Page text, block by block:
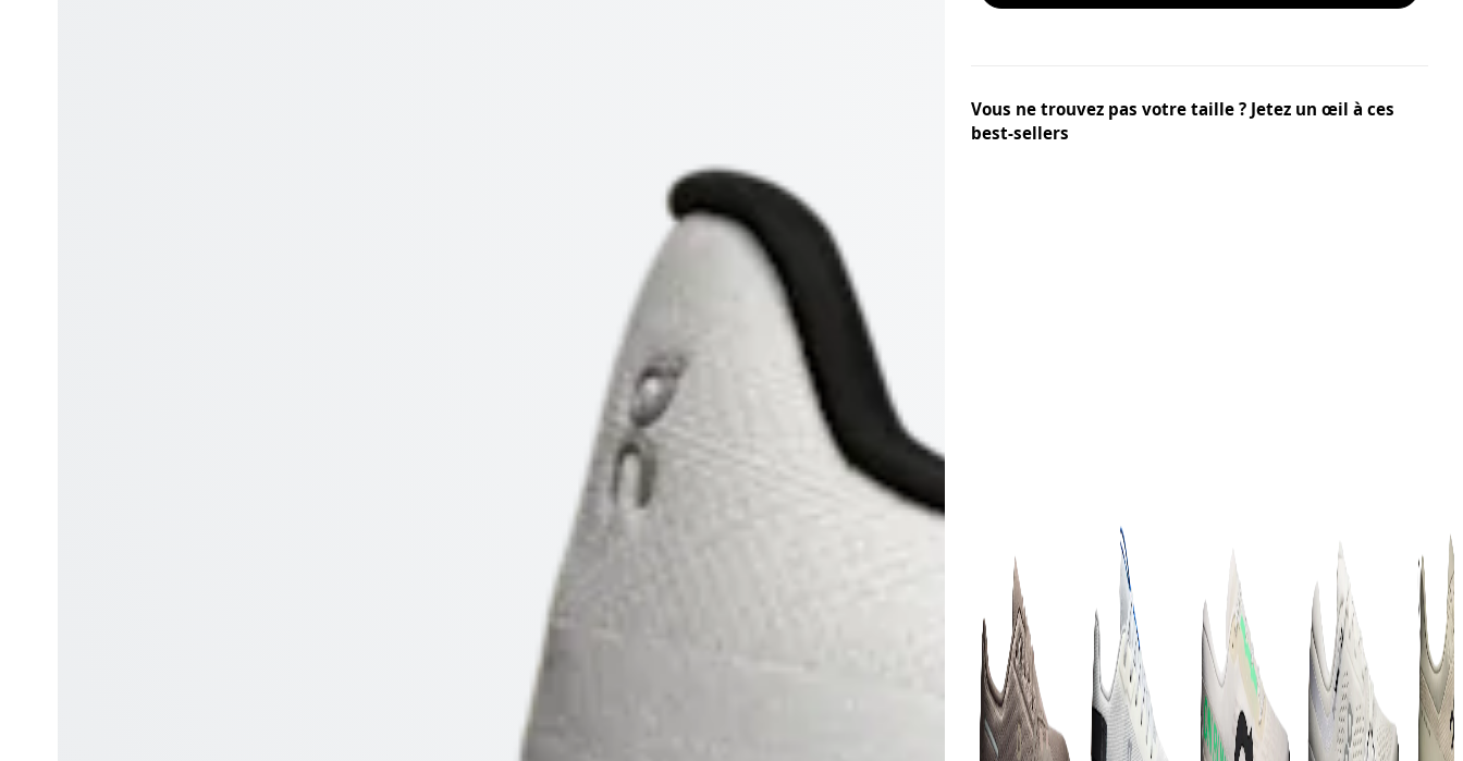
Vous ne trouvez pas votre taille ? Jetez un œil à ces
best-sellers